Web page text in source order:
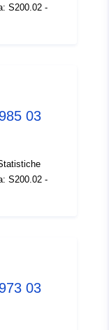
S200.02 -
03
S200.02 -
03